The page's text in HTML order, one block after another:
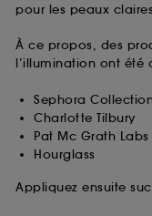
pour les peaux
À ce propos, des
l’illumination ont été
Sephora
Charlotte Tilbury
Pat Mc Grath Labs
Hourglass
Appliquez ensuite